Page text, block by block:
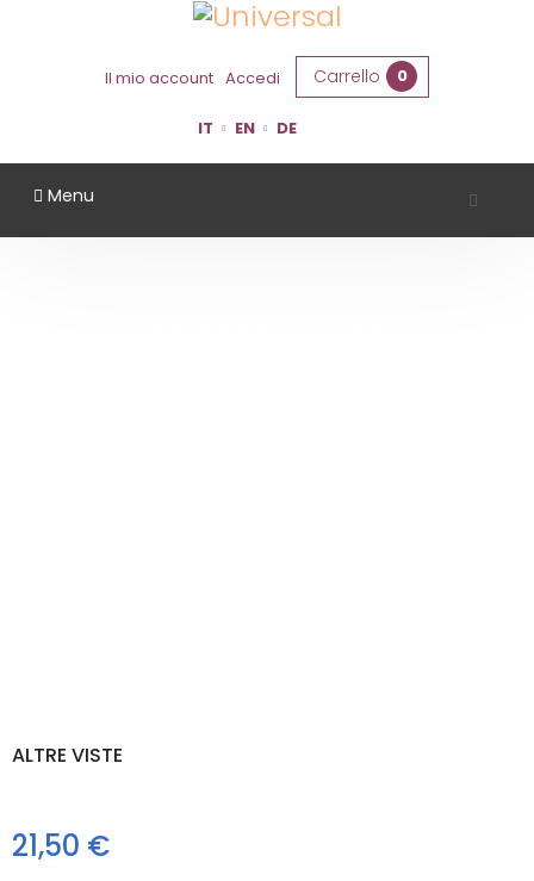
Il mio account Accedi Carrello 0
IT EN DE
Menu
ALTRE VISTE
21,50 €